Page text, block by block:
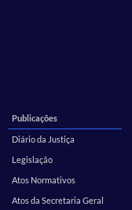
Publicações
Diário da Justiça
Legislação
Atos Normativos
Atos da Secretaria Geral